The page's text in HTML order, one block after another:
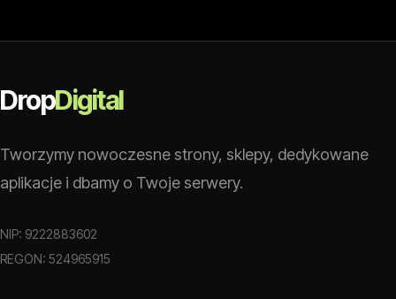
DropDigital
Tworzymy nowoczesne strony, sklepy, dedykowane
aplikacje i dbamy o Twoje serwery.
NIP: 9222883602
REGON: 524965915